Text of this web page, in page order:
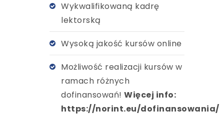
Wykwalifikowaną kadrę
lektorską
Wysoką jakość kursów online
Możliwość realizacji kursów w
ramach różnych
dofinansowań! Więcej info:
https://norint.eu/dofinansowania/